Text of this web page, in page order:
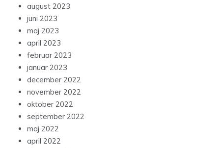
august 2023
juni 2023
maj 2023
april 2023
februar 2023
januar 2023
december 2022
november 2022
oktober 2022
september 2022
maj 2022
april 2022